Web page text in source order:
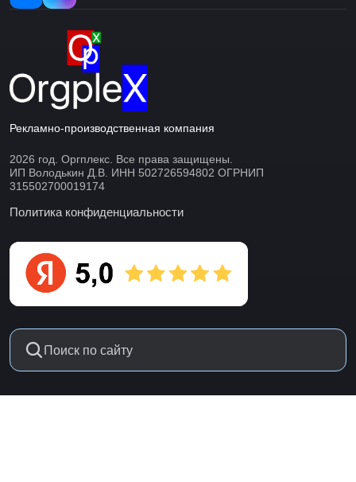
Рекламно-производственная компания
2026 год. Оргплекс. Все права защищены.
ИП Володькин Д.В. ИНН 502726594802 ОГРНИП
315502700019174
Политика конфиденциальности